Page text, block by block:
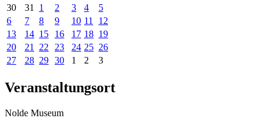
30
31 1 2 3 4
5
6
7 8 9 10 11
12
13
14 15 16 17 18 19
20
21 22 23 24 25 26
27
28 29 30 1 2 3
Veranstaltungsort
Nolde Museum